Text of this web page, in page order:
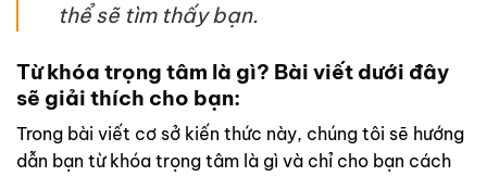
thể sẽ tìm thấy bạn.
Từ khóa trọng tâm là gì? Bài viết dưới đây
sẽ giải thích cho bạn:
Trong bài viết cơ sở kiến ​​thức này, chúng tôi sẽ hướng
dẫn bạn từ khóa trọng tâm là gì và chỉ cho bạn cách